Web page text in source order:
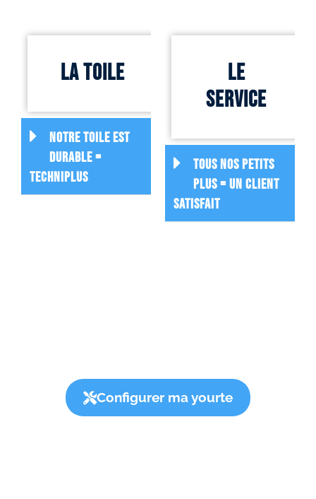
La toile
Notre toile EST
DURABLE =
TECHNIPLUS
Le
service
TOUS NOS PETITS
PLUS = UN CLIENT
SATISFAIT
Configurer ma yourte